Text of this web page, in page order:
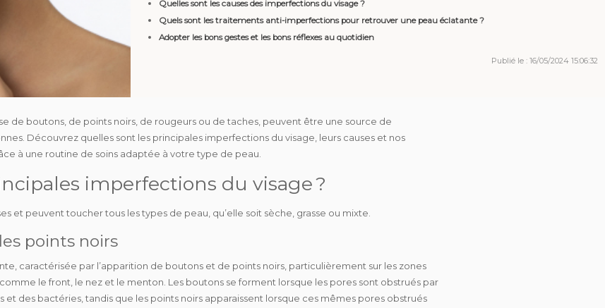
Quelles sont les causes des imperfections du visage ?
Quels sont les traitements anti-imperfections pour retrouver une peau éclatante ?
Adopter les bons gestes et les bons réflexes au quotidien
Publié le : 16/05/2024 15:06:32
de boutons, de points noirs, de rougeurs ou de taches, peuvent être une source de
Découvrez quelles sont les principales imperfections du visage, leurs causes et nos
à une routine de soins adaptée à votre type de peau.
imperfections du visage ?
et peuvent toucher tous les types de peau, qu’elle soit sèche, grasse ou mixte.
points noirs
caractérisée par l’apparition de boutons et de points noirs, particulièrement sur les zones
le front, le nez et le menton. Les boutons se forment lorsque les pores sont obstrués par
et des bactéries, tandis que les points noirs apparaissent lorsque ces mêmes pores obstrués